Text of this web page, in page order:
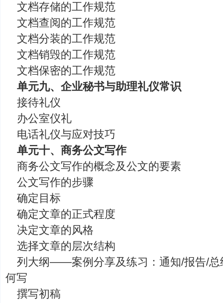
文档存储的工作规范
文档查阅的工作规范
文档分装的工作规范
文档销毁的工作规范
文档保密的工作规范
单元九、企业秘书与助理礼仪常识
接待礼仪
办公室仪礼
电话礼仪与应对技巧
单元十、商务公文写作
商务公文写作的概念及公文的要素
公文写作的步骤
确定目标
确定文章的正式程度
决定文章的风格
选择文章的层次结构
列大纲——案例分享及练习：通知/报告/总
何写
撰写初稿